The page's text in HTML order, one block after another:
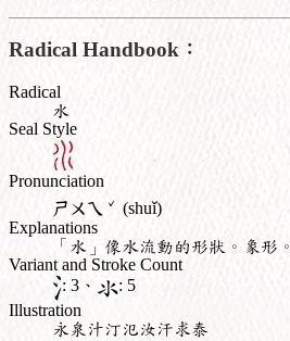
Radical Handbook：
Radical
水
Seal Style
Pronunciation
ㄕㄨㄟ ˇ (shuǐ)
Explanations
「水」像水流動的形狀。象形。
Variant and Stroke Count
: 3、
: 5
Illustration
永泉汁汀氾汝汗求泰